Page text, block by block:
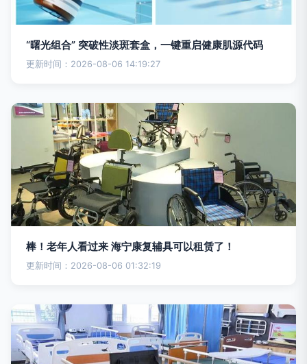
“曙光组合” 突破性淡斑套盒，一键重启健康肌源代码
更新时间：2026-08-06 14:19:27
棒！老年人看过来 海宁康复辅具可以租赁了！
更新时间：2026-08-06 01:32:19